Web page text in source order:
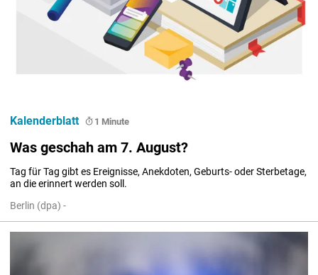
Was geschah am 7. August?
Tag für Tag gibt es Ereignisse, Anekdoten, Geburts- oder Sterbetage,
an die erinnert werden soll.
Berlin (dpa) -
Kalenderblatt 1 Minute